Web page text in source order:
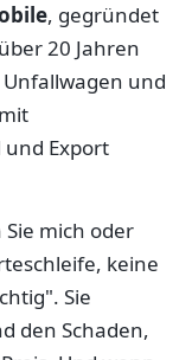
, gegründet
20 Jahren
und
Export
mich oder
keine
Sie
den Schaden,